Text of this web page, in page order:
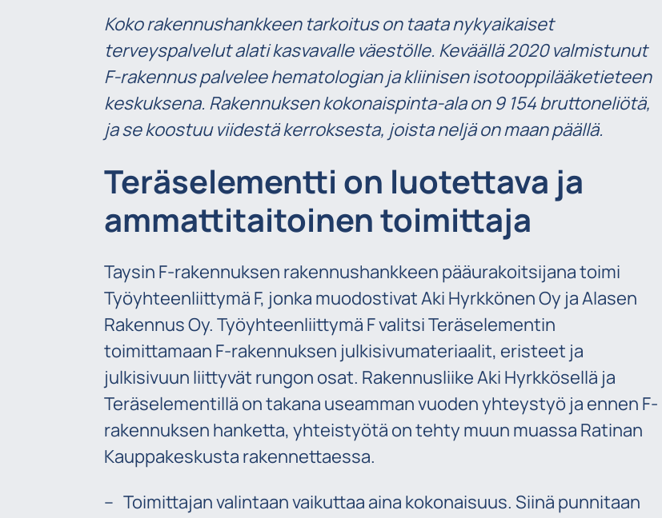
Koko rakennushankkeen tarkoitus on taata nykyaikaiset
terveyspalvelut alati kasvavalle väestölle. Keväällä 2020 valmistunut
F-rakennus palvelee hematologian ja kliinisen isotooppilääketieteen
keskuksena. Rakennuksen kokonaispinta-ala on 9 154 bruttoneliötä,
ja se koostuu viidestä kerroksesta, joista neljä on maan päällä.
Teräselementti on luotettava ja
ammattitaitoinen toimittaja
Taysin F-rakennuksen rakennushankkeen pääurakoitsijana toimi
Työyhteenliittymä F, jonka muodostivat Aki Hyrkkönen Oy ja Alasen
Rakennus Oy. Työyhteenliittymä F valitsi Teräselementin
toimittamaan F-rakennuksen julkisivumateriaalit, eristeet ja
julkisivuun liittyvät rungon osat. Rakennusliike Aki Hyrkkösellä ja
Teräselementillä on takana useamman vuoden yhteystyö ja ennen F-
rakennuksen hanketta, yhteistyötä on tehty muun muassa Ratinan
Kauppakeskusta rakennettaessa.
– Toimittajan valintaan vaikuttaa aina kokonaisuus. Siinä punnitaan